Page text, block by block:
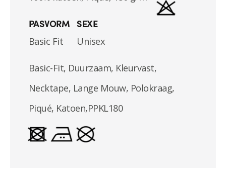
PASVORM
Basic Fit
SEXE
Unisex
Basic-Fit, Duurzaam, Kleurvast,
Necktape, Lange Mouw, Polokraag,
Piqué, Katoen,PPKL180